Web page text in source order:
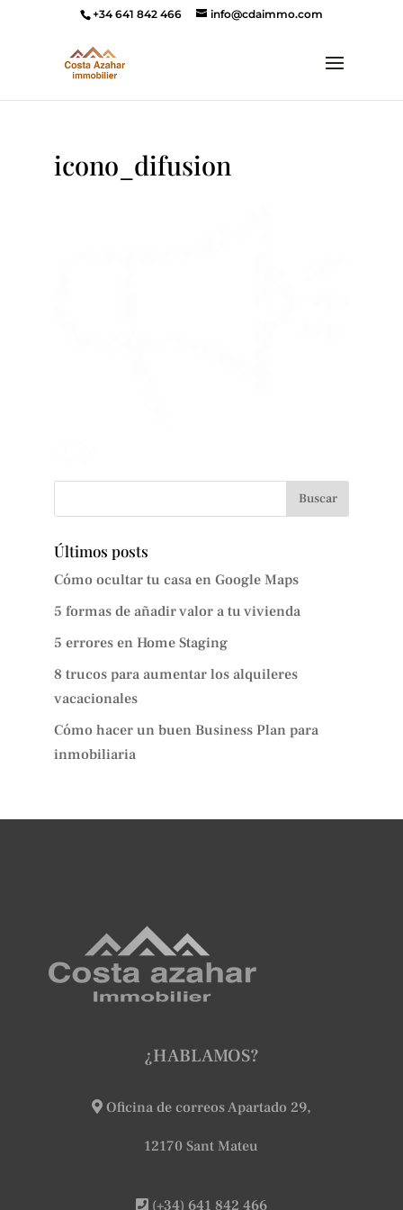
+34 641 842 466 info@cdaimmo.com
icono_difusion
Últimos posts
Cómo ocultar tu casa en Google Maps
5 formas de añadir valor a tu vivienda
5 errores en Home Staging
8 trucos para aumentar los alquileres
vacacionales
Cómo hacer un buen Business Plan para
inmobiliaria
¿HABLAMOS?
Oficina de correos Apartado 29,
12170 Sant Mateu
(+34) 641 842 466